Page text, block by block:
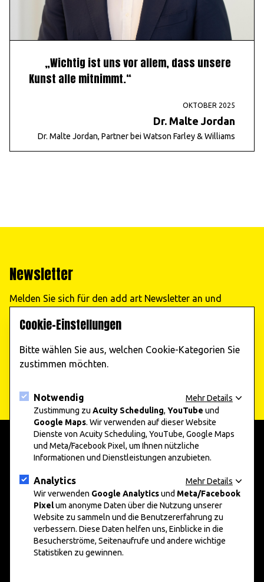
„Wichtig ist uns vor allem, dass unsere
Kunst alle mitnimmt.“
OKTOBER 2025
Dr. Malte Jordan
Dr. Malte Jordan, Partner bei Watson Farley & Williams
Newsletter
Melden Sie sich für den add art Newsletter an und
Veranstaltungen!
Jetzt abonnieren
add art 2025
Unternehmen und Kunst 2025
Nachwuchskunst 2025
Informationen
Datenschutz
Impressum
Social Media
Instagram
Cookie-Einstellungen
Bitte wählen Sie aus, welchen Cookie-Kategorien Sie
zustimmen möchten.
Notwendig
Mehr Details
Zustimmung zu Acuity Scheduling, YouTube und
Google Maps. Wir verwenden auf dieser Website
Dienste von Acuity Scheduling, YouTube, Google Maps
und Meta/Facebook Pixel, um Ihnen nützliche
Informationen und Dienstleistungen anzubieten.
Analytics
Mehr Details
Wir verwenden Google Analyticsund Meta/Facebook
Pixelum anonyme Daten über die Nutzung unserer
Website zu sammeln und die Benutzererfahrung zu
verbessern. Diese Daten helfen uns, Einblicke in die
Besucherströme, Seitenaufrufe und andere wichtige
Statistiken zu gewinnen.